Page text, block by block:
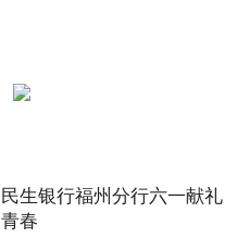
民生银行福州分行六一献礼
青春